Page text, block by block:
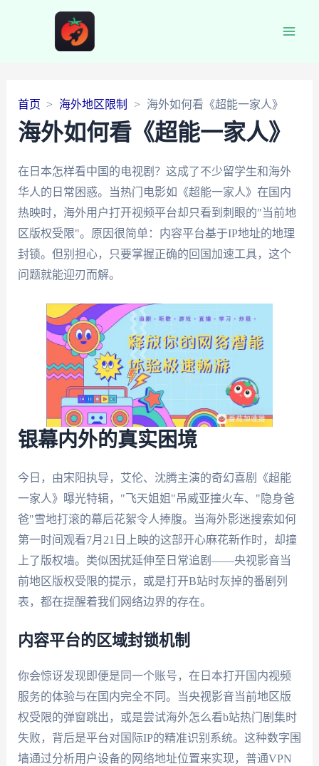
首页 海外地区限制 海外如何看《超能一家人》
海外如何看《超能一家人》
在日本怎样看中国的电视剧？这成了不少留学生和海外
华人的日常困惑。当热门电影如《超能一家人》在国内
热映时，海外用户打开视频平台却只看到刺眼的"当前地
区版权受限"。原因很简单：内容平台基于IP地址的地理
封锁。但别担心，只要掌握正确的回国加速工具，这个
问题就能迎刃而解。
银幕内外的真实困境
今日，由宋阳执导，艾伦、沈腾主演的奇幻喜剧《超能
一家人》曝光特辑，"飞天姐姐"吊威亚撞火车、"隐身爸
爸"雪地打滚的幕后花絮令人捧腹。当海外影迷搜索如何
第一时间观看7月21日上映的这部开心麻花新作时，却撞
上了版权墙。类似困扰延伸至日常追剧——央视影音当
前地区版权受限的提示，或是打开B站时灰掉的番剧列
表，都在提醒着我们网络边界的存在。
内容平台的区域封锁机制
你会惊讶发现即便是同一个账号，在日本打开国内视频
服务的体验与在国内完全不同。当央视影音当前地区版
权受限的弹窗跳出，或是尝试海外怎么看b站热门剧集时
失败，背后是平台对国际IP的精准识别系统。这种数字围
墙通过分析用户设备的网络地址位置来实现，普通VPN